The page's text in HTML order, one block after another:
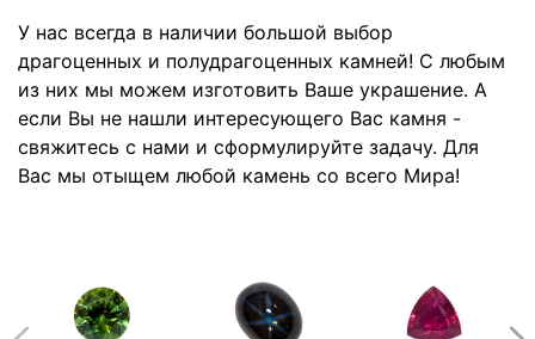
У нас всегда в наличии большой выбор
драгоценных и полудрагоценных камней! С любым
из них мы можем изготовить Ваше украшение. А
если Вы не нашли интересующего Вас камня -
свяжитесь с нами и сформулируйте задачу. Для
Вас мы отыщем любой камень со всего Мира!